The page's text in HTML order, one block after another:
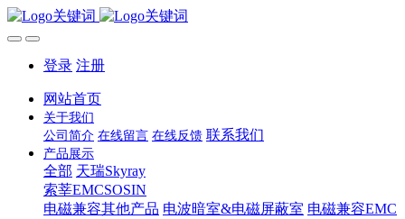
登录 注册
网站首页
关于我们
公司简介 在线留言 在线反馈 联系我们
产品展示
全部 天瑞Skyray
索莘EMCSOSIN
电磁兼容其他产品 电波暗室&电磁屏蔽室 电磁兼容EMC